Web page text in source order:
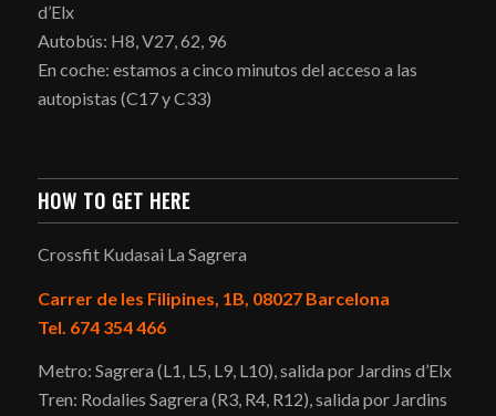
d’Elx
Autobús: H8, V27, 62, 96
En coche: estamos a cinco minutos del acceso a las
autopistas (C17 y C33)
HOW TO GET HERE
Crossfit Kudasai La Sagrera
Carrer de les Filipines, 1B, 08027 Barcelona
Tel. 674 354 466
Metro: Sagrera (L1, L5, L9, L10), salida por Jardins d’Elx
Tren: Rodalies Sagrera (R3, R4, R12), salida por Jardins